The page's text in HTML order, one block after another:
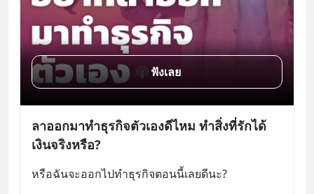
ฟังเลย
ลาออกมาทำธุรกิจตัวเองดีไหม ทำสิ่งที่รักได้
เงินจริงหรือ?
หรือฉันจะออกไปทำธุรกิจตอนนี้เลยดีนะ?